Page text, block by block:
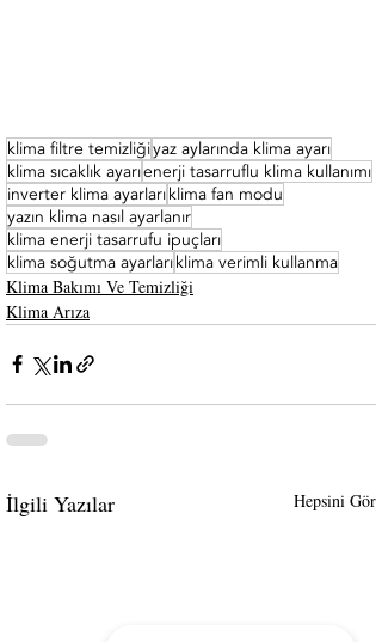
klima filtre temizliğiyaz aylarında klima ayarı
klima sıcaklık ayarıenerji tasarruflu klima kullanımı
inverter klima ayarlarıklima fan modu
yazın klima nasıl ayarlanır
klima enerji tasarrufu ipuçları
klima soğutma ayarlarıklima verimli kullanma
Klima Bakımı Ve Temizliği
Klima Arıza
İlgili Yazılar Hepsini Gör